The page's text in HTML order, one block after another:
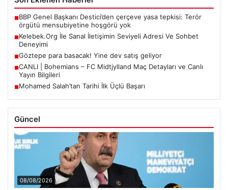
■BBP Genel Başkanı Destici’den çerçeve yasa tepkisi: Terör
örgütü mensubiyetine hoşgörü yok
■Kelebek.Org İle Sanal İletişimin Seviyeli Adresi Ve Sohbet
Deneyimi
■Göztepe para basacak! Yine dev satış geliyor
■CANLI | Bohemians – FC Midtjylland Maç Detayları ve Canlı
Yayın Bilgileri
■Mohamed Salah’tan Tarihi İlk Üçlü Başarı
Güncel
08/08/2026